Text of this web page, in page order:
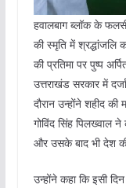
हवालबाग ब्लॉक के
की स्मृति में श्रद्धांजलि
की प्रतिमा पर पुष्प
उत्तराखंड सरकार में
दौरान उन्होंने शहीद की
गोविंद सिंह पिलख्वाल
और उसके बाद भी देश की
उन्होंने कहा कि इसी